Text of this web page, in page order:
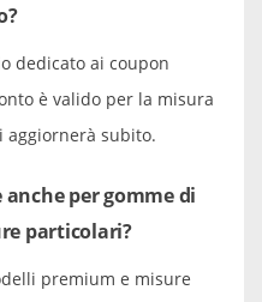
dedicato ai coupon
è valido per la misura
aggiornerà subito.
per gomme di
particolari?
premium e misure